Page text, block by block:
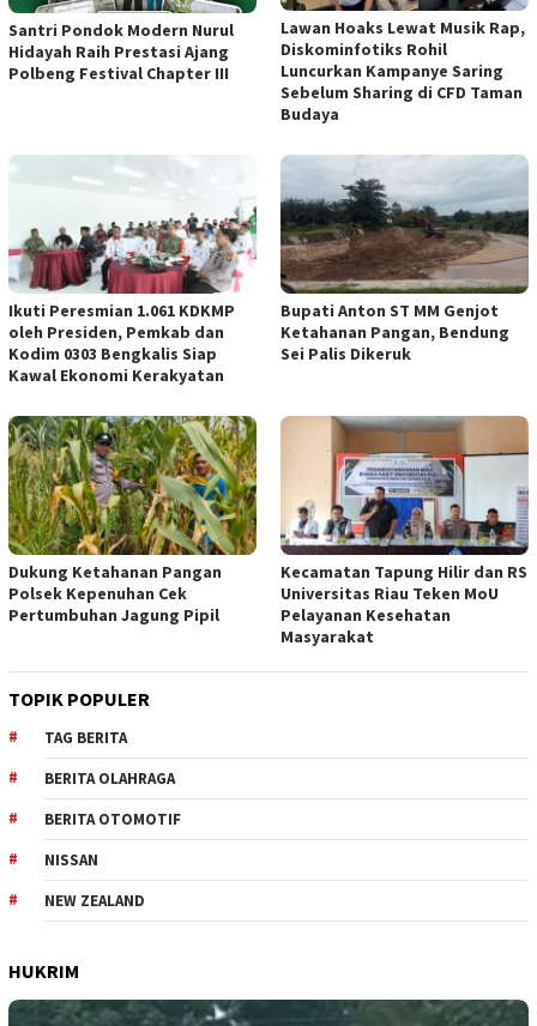
Santri Pondok Modern Nurul
Hidayah Raih Prestasi Ajang
Polbeng Festival Chapter III
Lawan Hoaks Lewat Musik Rap,
Diskominfotiks Rohil
Luncurkan Kampanye Saring
Sebelum Sharing di CFD Taman
Budaya
Ikuti Peresmian 1.061 KDKMP
oleh Presiden, Pemkab dan
Kodim 0303 Bengkalis Siap
Kawal Ekonomi Kerakyatan
Bupati Anton ST MM Genjot
Ketahanan Pangan, Bendung
Sei Palis Dikeruk
Dukung Ketahanan Pangan
Polsek Kepenuhan Cek
Pertumbuhan Jagung Pipil
Kecamatan Tapung Hilir dan RS
Universitas Riau Teken MoU
Pelayanan Kesehatan
Masyarakat
TOPIK POPULER
TAG BERITA
BERITA OLAHRAGA
BERITA OTOMOTIF
NISSAN
NEW ZEALAND
HUKRIM